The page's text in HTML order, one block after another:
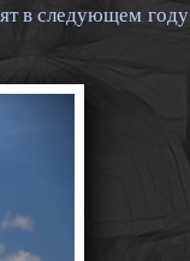
в следующем году